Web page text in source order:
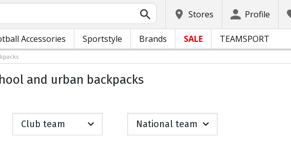
Stores Profile
Accessories Sportstyle Brands SALE TEAMSPORT
and urban backpacks
Club team National team